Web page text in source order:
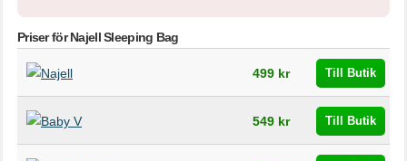
Priser för Najell Sleeping Bag
Butik
499 kr Till Butik
549 kr Till Butik